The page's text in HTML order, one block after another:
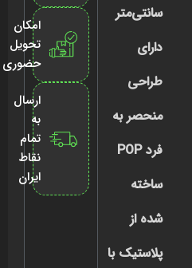
سانتی‌متر
دارای
طراحی
منحصر به
فرد POP
ساخته
شده از
پلاستیک با
امکان
تحویل
حضوری
ارسال
به
تمام
نقاط
ایران